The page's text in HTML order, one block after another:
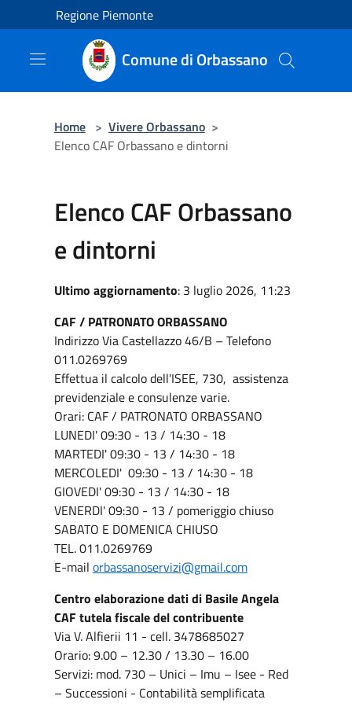
Salta al contenuto principale
Regione Piemonte
Comune di Orbassano
Home > Vivere Orbassano >
Elenco CAF Orbassano e dintorni
Elenco CAF Orbassano
e dintorni
Ultimo aggiornamento: 3 luglio 2026, 11:23
CAF / PATRONATO ORBASSANO
Indirizzo Via Castellazzo 46/B – Telefono
011.0269769
Effettua il calcolo dell'ISEE, 730, assistenza
previdenziale e consulenze varie.
Orari: CAF / PATRONATO ORBASSANO
LUNEDI' 09:30 - 13 / 14:30 - 18
MARTEDI' 09:30 - 13 / 14:30 - 18
MERCOLEDI' 09:30 - 13 / 14:30 - 18
GIOVEDI' 09:30 - 13 / 14:30 - 18
VENERDI' 09:30 - 13 / pomeriggio chiuso
SABATO E DOMENICA CHIUSO
TEL. 011.0269769
E-mail orbassanoservizi@gmail.com
Centro elaborazione dati di Basile Angela
CAF tutela fiscale del contribuente
Via V. Alfierii 11 - cell. 3478685027
Orario: 9.00 – 12.30 / 13.30 – 16.00
Servizi: mod. 730 – Unici – Imu – Isee - Red
– Successioni - Contabilità semplificata